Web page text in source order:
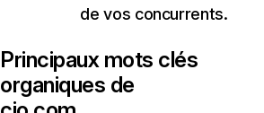
de vos concurrents.
Principaux mots clés
organiques de